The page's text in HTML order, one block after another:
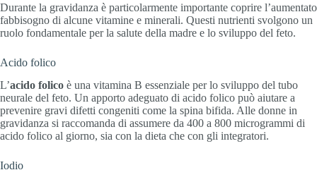
Durante la gravidanza è particolarmente importante coprire l’aumentato
fabbisogno di alcune vitamine e minerali. Questi nutrienti svolgono un
ruolo fondamentale per la salute della madre e lo sviluppo del feto.
Acido folico
L’acido folico è una vitamina B essenziale per lo sviluppo del tubo
neurale del feto. Un apporto adeguato di acido folico può aiutare a
prevenire gravi difetti congeniti come la spina bifida. Alle donne in
gravidanza si raccomanda di assumere da 400 a 800 microgrammi di
acido folico al giorno, sia con la dieta che con gli integratori.
Iodio